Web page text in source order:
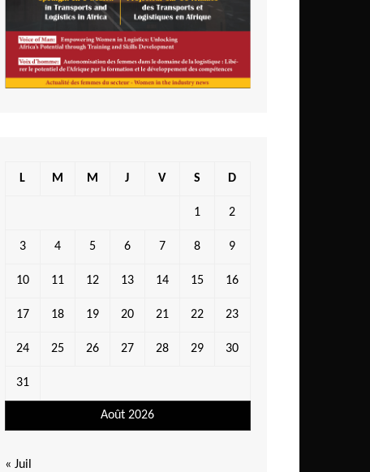
Août 2026
L M M J V S D
1 2
3 4 5 6 7 8 9
10 11 12 13 14 15 16
17 18 19 20 21 22 23
24 25 26 27 28 29 30
31
« Juil